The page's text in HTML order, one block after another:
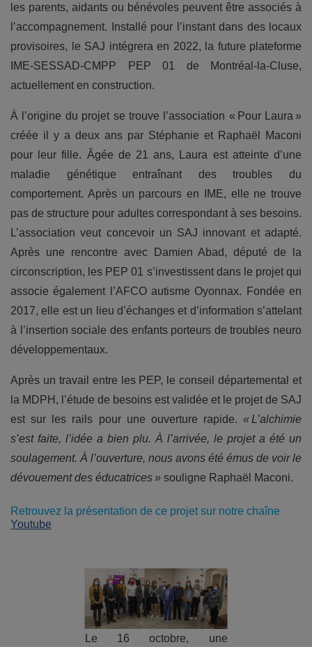
les parents, aidants ou bénévoles peuvent être associés à
l’accompagnement. Installé pour l’instant dans des locaux
provisoires, le SAJ intégrera en 2022, la future plateforme
IME-SESSAD-CMPP PEP 01 de Montréal-la-Cluse,
actuellement en construction.
À l’origine du projet se trouve l’association « Pour Laura »
créée il y a deux ans par Stéphanie et Raphaël Maconi
pour leur fille. Âgée de 21 ans, Laura est atteinte d’une
maladie génétique entraînant des troubles du
comportement. Après un parcours en IME, elle ne trouve
pas de structure pour adultes correspondant à ses besoins.
L’association veut concevoir un SAJ innovant et adapté.
Après une rencontre avec Damien Abad, député de la
circonscription, les PEP 01 s’investissent dans le projet qui
associe également l’AFCO autisme Oyonnax. Fondée en
2017, elle est un lieu d’échanges et d’information s’attelant
à l’insertion sociale des enfants porteurs de troubles neuro
développementaux.
Après un travail entre les PEP, le conseil départemental et
la MDPH, l’étude de besoins est validée et le projet de SAJ
est sur les rails pour une ouverture rapide. « L’alchimie
s’est faite, l’idée a bien plu. À l’arrivée, le projet a été un
soulagement. À l’ouverture, nous avons été émus de voir le
dévouement des éducatrices » souligne Raphaël Maconi.
Retrouvez la présentation de ce projet sur notre chaîne
Youtube
Le 16 octobre, une